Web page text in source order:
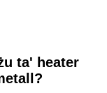
ta' heater